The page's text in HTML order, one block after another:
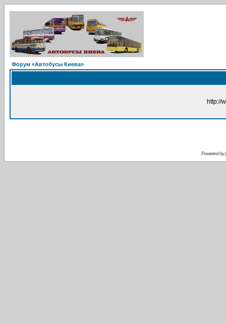
Форум «Автобусы Киева»
http://
Powered by